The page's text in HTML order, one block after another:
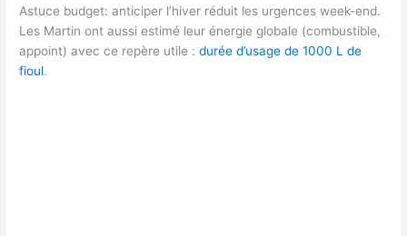
Astuce budget: anticiper l’hiver réduit les urgences week-end.
Les Martin ont aussi estimé leur énergie globale (combustible,
appoint) avec ce repère utile :durée d’usage de 1000 L de
fioul.